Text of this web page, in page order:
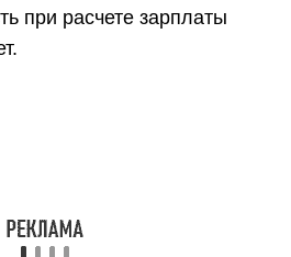
при расчете зарплаты